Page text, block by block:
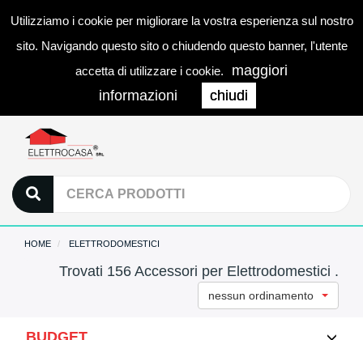
Utilizziamo i cookie per migliorare la vostra esperienza sul nostro
sito. Navigando questo sito o chiudendo questo banner, l'utente
accetta di utilizzare i cookie.
maggiori
informazioni
chiudi
0
HOME ELETTRODOMESTICI
Trovati 156 Accessori per Elettrodomestici .
nessun ordinamento